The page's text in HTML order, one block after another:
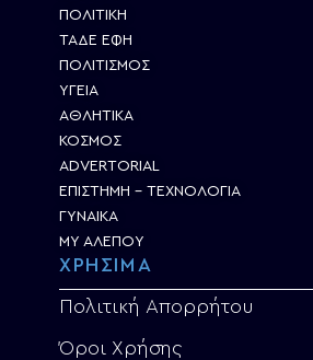
ΠΟΛΙΤΙΚΗ
ΤΑΔΕ ΕΦΗ
ΠΟΛΙΤΙΣΜΟΣ
ΥΓΕΙΑ
ΑΘΛΗΤΙΚΑ
ΚΟΣΜΟΣ
ADVERTORIAL
ΕΠΙΣΤΗΜΗ – ΤΕΧΝΟΛΟΓΙΑ
ΓΥΝΑΙΚΑ
MY ΑΛΕΠΟΥ
ΧΡΗΣΙΜΑ
Πολιτική Απορρήτου
Όροι Χρήσης